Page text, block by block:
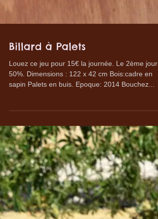
Billard à Palets
Louez ce jeu pour 15€ la journée. Le 2ème jour